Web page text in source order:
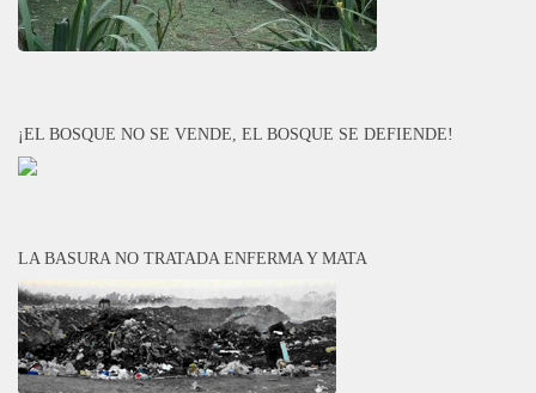
¡EL BOSQUE NO SE VENDE, EL BOSQUE SE DEFIENDE!
LA BASURA NO TRATADA ENFERMA Y MATA